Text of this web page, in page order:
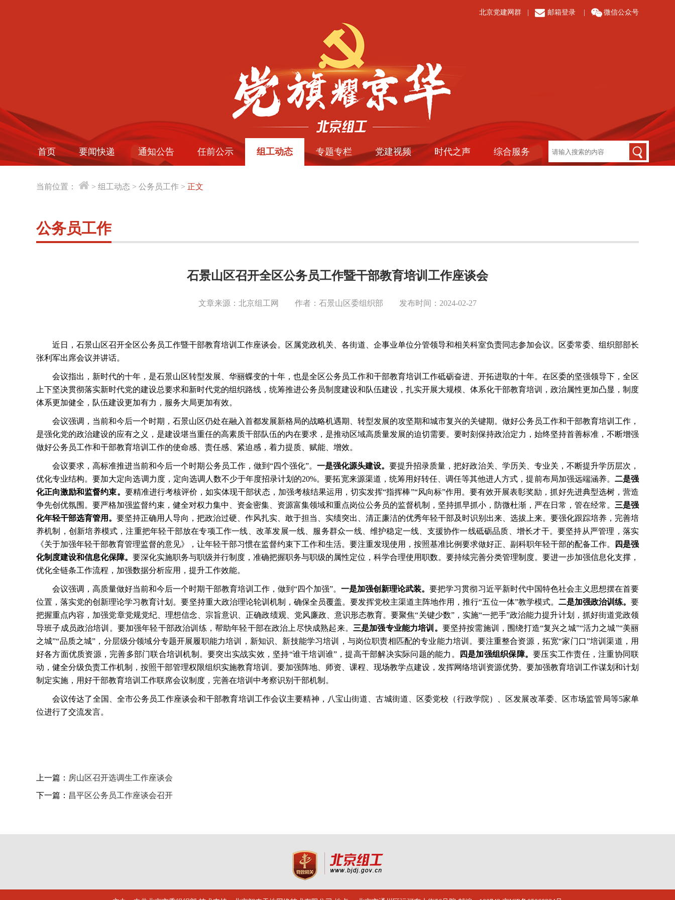
北京党建网群 邮箱登录 微信公众号
首页 要闻快递 通知公告 任前公示 组工动态 专题专栏 党建视频 时代之声 综合服务
当前位置： > 组工动态 > 公务员工作 > 正文
公务员工作
石景山区召开全区公务员工作暨干部教育培训工作座谈会
文章来源：北京组工网 作者：石景山区委组织部 发布时间：2024-02-27
近日，石景山区召开全区公务员工作暨干部教育培训工作座谈会。区属党政机关、各街道、企事业单位分管领导和相关科室负责同志参加会议。区委常委、组织部部长
张利军出席会议并讲话。
会议指出，新时代的十年，是石景山区转型发展、华丽蝶变的十年，也是全区公务员工作和干部教育培训工作砥砺奋进、开拓进取的十年。在区委的坚强领导下，全区
上下坚决贯彻落实新时代党的建设总要求和新时代党的组织路线，统筹推进公务员制度建设和队伍建设，扎实开展大规模、体系化干部教育培训，政治属性更加凸显，制度
体系更加健全，队伍建设更加有力，服务大局更加有效。
会议强调，当前和今后一个时期，石景山区仍处在融入首都发展新格局的战略机遇期、转型发展的攻坚期和城市复兴的关键期。做好公务员工作和干部教育培训工作，
是强化党的政治建设的应有之义，是建设堪当重任的高素质干部队伍的内在要求，是推动区域高质量发展的迫切需要。要时刻保持政治定力，始终坚持首善标准，不断增强
做好公务员工作和干部教育培训工作的使命感、责任感、紧迫感，着力提质、赋能、增效。
会议要求，高标准推进当前和今后一个时期公务员工作，做到 “四个强化”。 一是强化源头建设。要提升招录质量，把好政治关、学历关、专业关，不断提升学历层次，
优化专业结构。要加大定向选调力度，定向选调人数不少于年度招录计划的20%。要拓宽来源渠道，统筹用好转任、调任等其他进人方式，提前布局加强远端涵养。 二是强
化正向激励和监督约束。 要精准进行考核评价，如实体现干部状态，加强考核结果运用，切实发挥“指挥棒”“风向标”作用。要有效开展表彰奖励，抓好先进典型选树，营造
争先创优氛围。要严格加强监督约束，健全对权力集中、资金密集、资源富集领域和重点岗位公务员的监督机制，坚持抓早抓小，防微杜渐，严在日常，管在经常。 三是强
化年轻干部选育管用。 要坚持正确用人导向，把政治过硬、作风扎实、敢于担当、实绩突出、清正廉洁的优秀年轻干部及时识别出来、选拔上来。要强化跟踪培养，完善培
养机制，创新培养模式，注重把年轻干部放在专项工作一线、改革发展一线、服务群众一线、维护稳定一线、支援协作一线砥砺品质、增长才干。要坚持从严管理，落实
《关于加强年轻干部教育管理监督的意见》，让年轻干部习惯在监督约束下工作和生活。要注重发现使用，按照基准比例要求做好正、副科职年轻干部的配备工作。
四是强
化制度建设和信息化保障。 要深化实施职务与职级并行制度，准确把握职务与职级的属性定位，科学合理使用职数。要持续完善分类管理制度。要进一步加强信息化支撑，
优化全链条工作流程，加强数据分析应用，提升工作效能。
会议强调，高质量做好当前和今后一个时期干部教育培训工作，做到 “四个加强”。一是加强创新理论武装。要把学习贯彻习近平新时代中国特色社会主义思想摆在首要
位置，落实党的创新理论学习教育计划。要坚持重大政治理论轮训机制，确保全员覆盖。要发挥党校主渠道主阵地作用，推行“五位一体”教学模式。 二是加强政治训练。要
把握重点内容，加强党章党规党纪、理想信念、宗旨意识、正确政绩观、党风廉政、意识形态教育。要聚焦“关键少数”，实施“一把手”政治能力提升计划，抓好街道党政领
导班子成员政治培训。要加强年轻干部政治训练，帮助年轻干部在政治上尽快成熟起来。 三是加强专业能力培训。 要坚持按需施训，围绕打造“复兴之城”“活力之城”“美丽
之城”“品质之城”，分层级分领域分专题开展履职能力培训，新知识、新技能学习培训，与岗位职责相匹配的专业能力培训。要注重整合资源，拓宽“家门口”培训渠道，用
好各方面优质资源，完善多部门联合培训机制。要突出实战实效，坚持“谁干培训谁”，提高干部解决实际问题的能力。
四是加强组织保障。要压实工作责任，注重协同联
动，健全分级负责工作机制，按照干部管理权限组织实施教育培训。要加强阵地、师资、课程、现场教学点建设，发挥网络培训资源优势。要加强教育培训工作谋划和计划
制定实施，用好干部教育培训工作联席会议制度，完善在培训中考察识别干部机制。
会议传达了全国、全市公务员工作座谈会和干部教育培训工作会议主要精神，八宝山街道、古城街道、区委党校（行政学院）、区发展改革委、区市场监管局等5家单
位进行了交流发言。
上一篇： 房山区召开选调生工作座谈会
下一篇： 昌平区公务员工作座谈会召开